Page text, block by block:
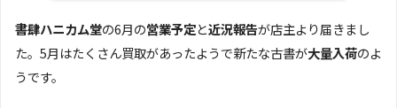
書肆ハニカム堂の6月の営業予定と近況報告が店主より届きまし
た。5月はたくさん買取があったようで新たな古書が大量入荷のよ
うです。